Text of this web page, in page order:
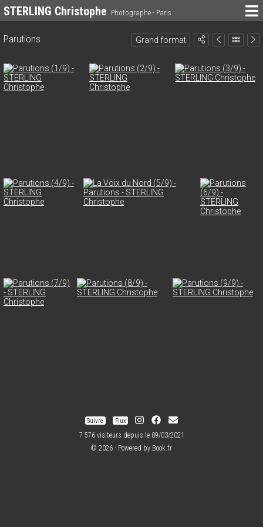
STERLING Christophe Photographe - Paris
Grand format
Parutions
Suivre Flux
7 576 visiteurs depuis le 09/03/2021
© 2026 - Powered by Book.fr